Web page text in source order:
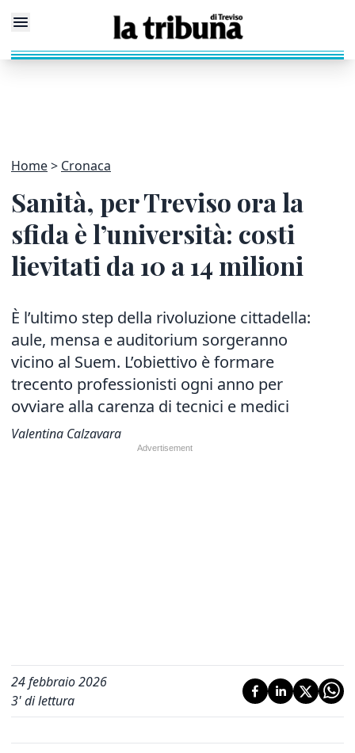
Home Cronaca
Sanità, per Treviso ora la
sfida è l’università: costi
lievitati da 10 a 14 milioni
È l’ultimo step della rivoluzione cittadella:
aule, mensa e auditorium sorgeranno
vicino al Suem. L’obiettivo è formare
trecento professionisti ogni anno per
ovviare alla carenza di tecnici e medici
Valentina Calzavara
24 febbraio 2026
3' di lettura